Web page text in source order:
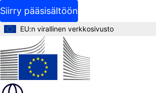
Siirry pääsisältöön
EU:n virallinen verkkosivusto